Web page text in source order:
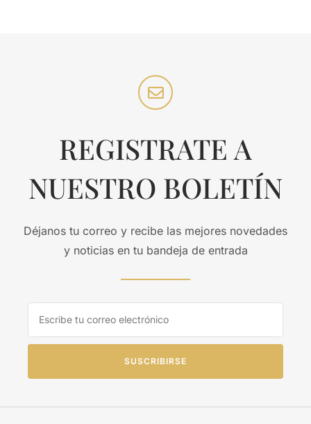
REGISTRATE A
NUESTRO BOLETÍN
Déjanos tu correo y recibe las mejores novedades
y noticias en tu bandeja de entrada
SUSCRIBIRSE